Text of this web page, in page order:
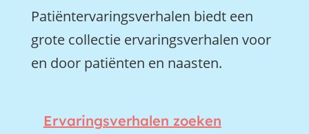
Patiëntervaringsverhalen biedt een
grote collectie ervaringsverhalen voor
en door patiënten en naasten.
Ervaringsverhalen zoeken